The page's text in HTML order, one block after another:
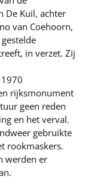
De Kuil, achter
van Coehoorn,
in verzet. Zij
rijksmonument
geen reden
en het verval.
gebruikte
rookmaskers.
werden er